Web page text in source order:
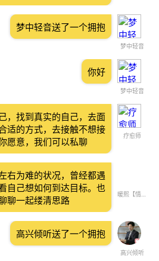
梦中轻音
梦中轻音送了一个拥抱
梦中轻音
你好
疗愈师
，找到真实的自己，去面
适的方式，去接触不想接
愿意，我们可以私聊
暖熙【情绪✨情感】
右为难的状况，曾经都遇
自己想如何到达目标。也
聊一起缕清思路
高兴倾听
高兴倾听送了一个拥抱